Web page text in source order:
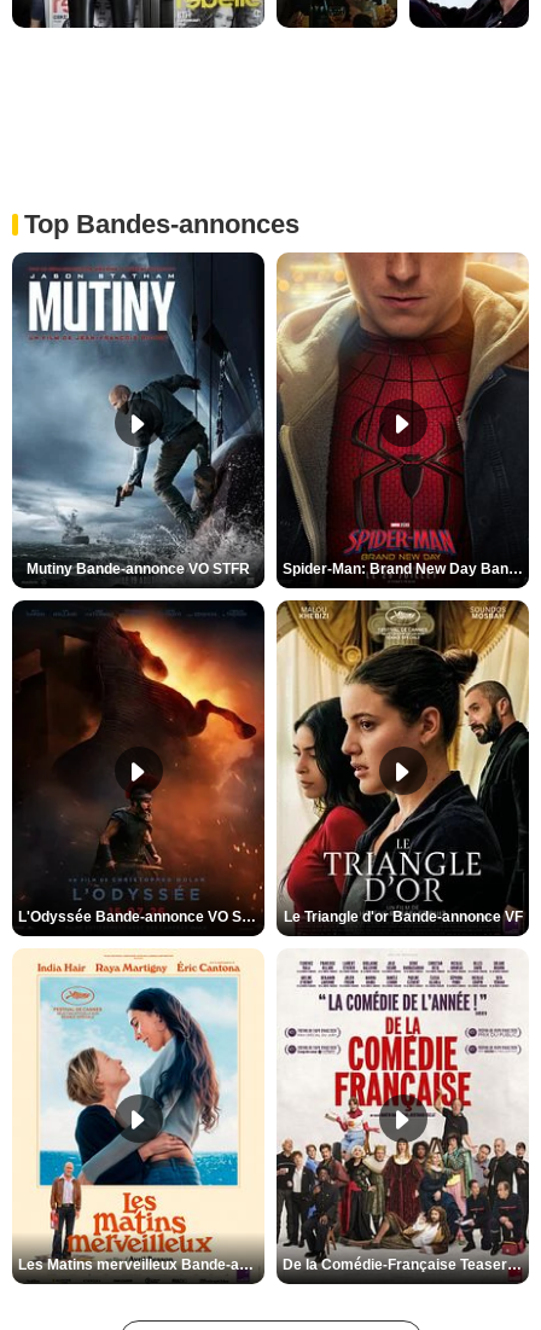
Top Bandes-annonces
Mutiny Bande-annonce VO STFR Spider-Man: Brand New Day Bande-annonce VO STFR
L'Odyssée Bande-annonce VO STFR Le Triangle d'or Bande-annonce VF
Les Matins merveilleux Bande-annonce VF De la Comédie-Française Teaser VF